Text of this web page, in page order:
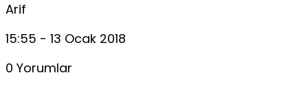
Arif
15:55 - 13 Ocak 2018
0 Yorumlar